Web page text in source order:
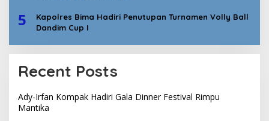
5
Kapolres Bima Hadiri Penutupan Turnamen Volly Ball
Dandim Cup I
Recent Posts
Ady-Irfan Kompak Hadiri Gala Dinner Festival Rimpu
Mantika